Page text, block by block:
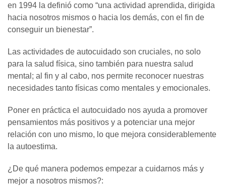
en 1994 la definió como “una actividad aprendida, dirigida
hacia nosotros mismos o hacia los demás, con el fin de
conseguir un bienestar”.
Las actividades de autocuidado son cruciales, no solo
para la salud física, sino también para nuestra salud
mental; al fin y al cabo, nos permite reconocer nuestras
necesidades tanto físicas como mentales y emocionales.
Poner en práctica el autocuidado nos ayuda a promover
pensamientos más positivos y a potenciar una mejor
relación con uno mismo, lo que mejora considerablemente
la autoestima.
¿De qué manera podemos empezar a cuidarnos más y
mejor a nosotros mismos?: